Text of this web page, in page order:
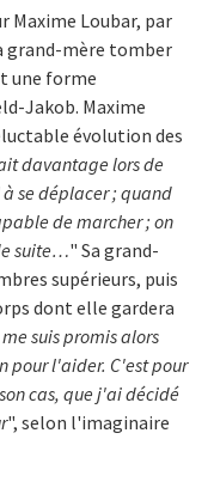
Maxime Loubar, par
grand-mère tomber
une forme
Jakob. Maxime
évolution des
davantage lors de
se déplacer ; quand
de marcher ; on
suite…" Sa grand-
supérieurs, puis
dont elle gardera
suis promis alors
pour l'aider. C'est pour
cas, que j'ai décidé
", selon l'imaginaire